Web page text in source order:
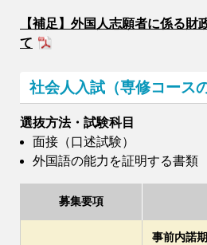
【補足】外国人志願者に係る財
て
社会人入試（専修コース
選抜方法・試験科目
面接（口述試験）
外国語の能力を証明する書類
募集要項
事前内諾